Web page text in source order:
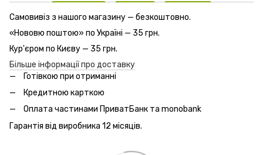
Самовивіз з нашого магазину — безкоштовно.
«Нововю поштою» по Україні — 35 грн.
Кур'єром по Києву — 35 грн.
Більше інформації про доставку
Готівкою при отриманні
Кредитною карткою
Оплата частинами ПриватБанк та monobank
Гарантія від виробника 12 місяців.